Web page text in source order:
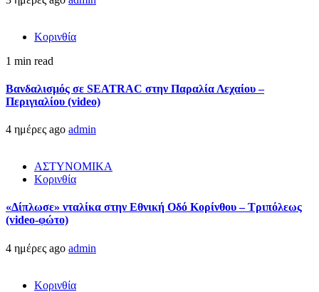
Κορινθία
1 min read
Βανδαλισμός σε SEATRAC στην Παραλία Λεχαίου –
Περιγιαλίου (video)
4 ημέρες ago admin
ΑΣΤΥΝΟΜΙΚΑ
Κορινθία
«Δίπλωσε» νταλίκα στην Εθνική Oδό Κορίνθου – Τριπόλεως
(video-φώτο)
4 ημέρες ago admin
Κορινθία